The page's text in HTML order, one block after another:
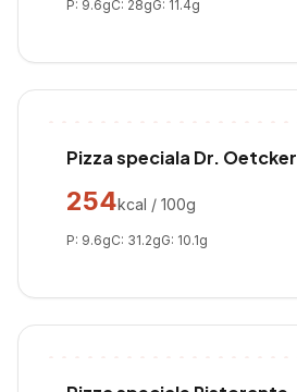
P: 9.6gC: 28gG: 11.4g
Pizza speciala Dr. Oetcker
254kcal / 100g
P: 9.6gC: 31.2gG: 10.1g